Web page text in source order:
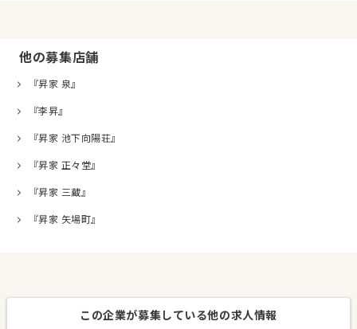
他の募集店舗
『昇家 泉』
『李昇』
『昇家 池下向陽荘』
『昇家 正々堂』
『昇家 三蔵』
『昇家 矢場町』
この企業が募集している他の求人情報